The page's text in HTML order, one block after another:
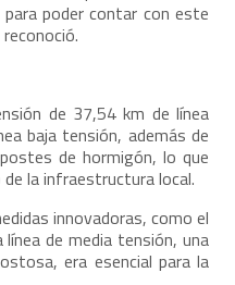
poder contar con este
de 37,54 km de línea
baja tensión, además de
de hormigón, lo que
la infraestructura local.
innovadoras, como el
de media tensión, una
era esencial para la